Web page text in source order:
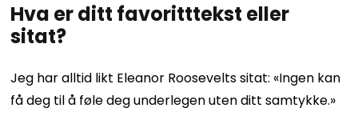
Hva er ditt favoritttekst eller
sitat?
Jeg har alltid likt Eleanor Roosevelts sitat: «Ingen kan
få deg til å føle deg underlegen uten ditt samtykke.»